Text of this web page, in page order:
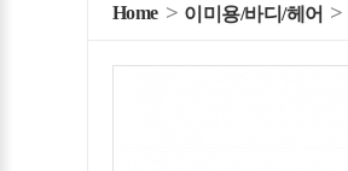
Home 이미용/바디/헤어